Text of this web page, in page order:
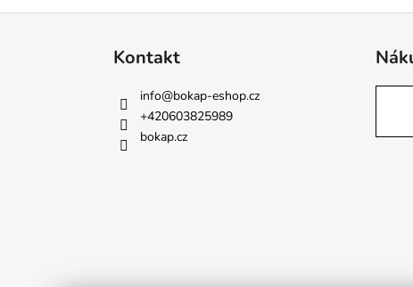
Kontakt
info@bokap-eshop.cz
+420603825989
bokap.cz